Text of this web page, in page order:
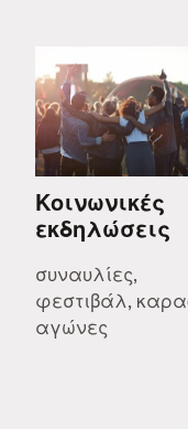
Κοινωνικές
εκδηλώσεις
συναυλίες,
φεστιβάλ,
αγώνες